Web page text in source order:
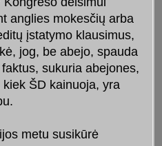
anglies mokesčių arba
įstatymo klausimus,
jog, be abejo, spauda
sukuria abejones,
ŠD kainuoja, yra
metu susikūrė